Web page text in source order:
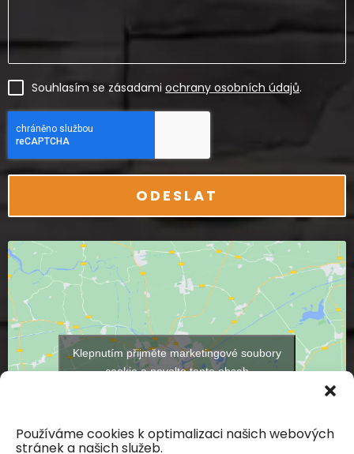
Používáme cookies k optimalizaci našich webových
stránek a našich služeb.
Souhlasím se zásadami ochrany osobních údajů.
ODESLAT
Klepnutím přijměte marketingové soubory
cookie a povolte tento obsah